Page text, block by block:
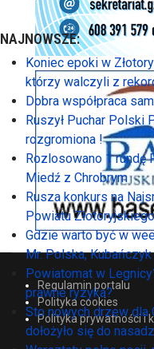
Regulamin portalu
Polityka cookies
Polityka prywatności i
NAJNOWSZE:
Koniec epoki w
którzy walczyli z
Dobra współpraca
Ruszył Puchar Polski
rozgromiona !
Rozlosowano 1 rundę
Miedź z Chrobrym
Rusza konkurs na
Powiatu
Gdzie warto być w
Mr. Polska,
Powiatomat w
prawne ryzyka?
Sto nowych drzew dla
dołożyło się do